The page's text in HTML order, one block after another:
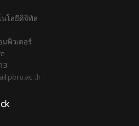
นโลยีดิจิทัล
พิวเตอร์